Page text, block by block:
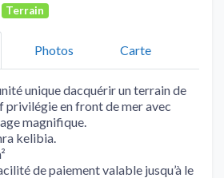
Terrain
Photos Carte
unique dacquérir un terrain de
en front de mer avec
magnifique.
kelibia.
de paiement valable jusqu’à le